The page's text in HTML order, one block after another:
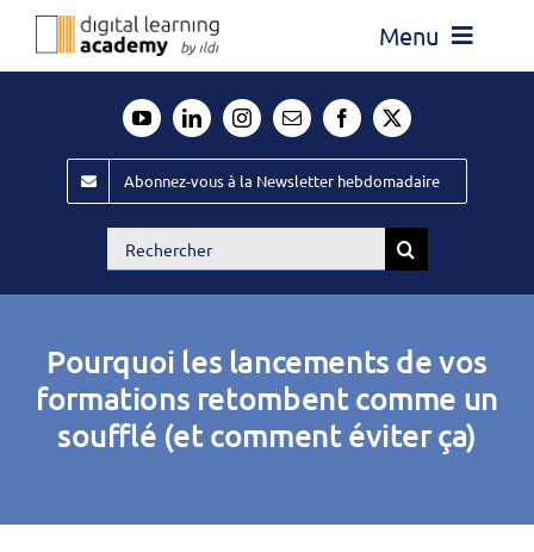
Passer
Menu
Évènements ILDI
Offres d’emploi
Publiez
Contact
Abonnez-vous à la Newsletter hebdomadaire
Rechercher:
Pourquoi les lancements de vos
formations retombent comme un
soufflé (et comment éviter ça)